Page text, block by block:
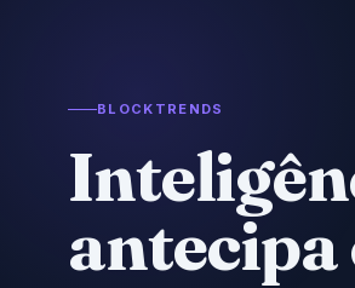
BLOCKTRENDS
antecipa